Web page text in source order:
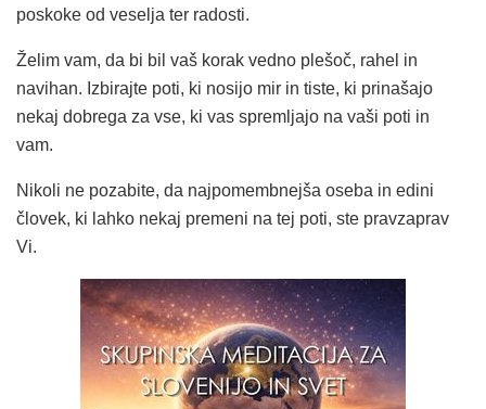
poskoke od veselja ter radosti.
Želim vam, da bi bil vaš korak vedno plešoč, rahel in
navihan. Izbirajte poti, ki nosijo mir in tiste, ki prinašajo
nekaj dobrega za vse, ki vas spremljajo na vaši poti in
vam.
Nikoli ne pozabite, da najpomembnejša oseba in edini
človek, ki lahko nekaj premeni na tej poti, ste pravzaprav
Vi.